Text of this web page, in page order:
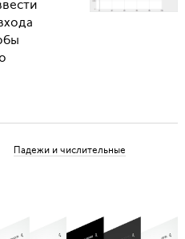
Падежи и числительные